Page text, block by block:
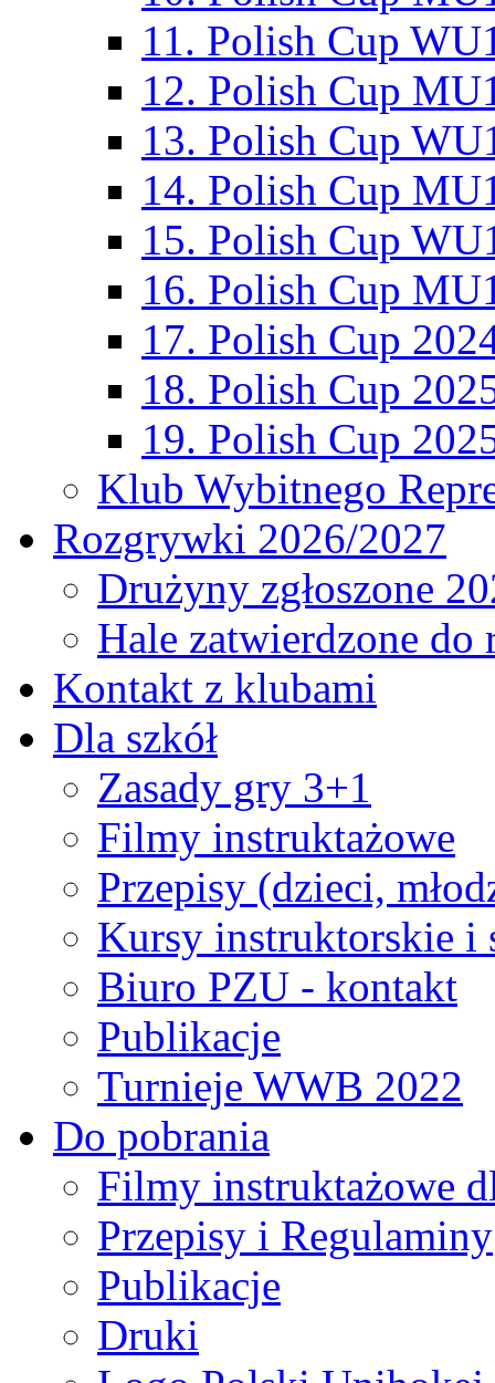
11. Polish Cup
12. Polish Cup
13. Polish Cup
14. Polish Cup
15. Polish Cup
16. Polish Cup
17. Polish Cup
18. Polish Cup
19. Polish Cup
Klub Wybitnego
Rozgrywki 2026/2027
Drużyny zgłoszone
Hale zatwierdzone
Kontakt z klubami
Dla szkół
Zasady gry 3+1
Filmy instruktażowe
Przepisy (dzieci,
Kursy instruktorskie i
Biuro PZU - kontakt
Publikacje
Turnieje WWB 2022
Do pobrania
Filmy instruktażowe
Przepisy i Regulaminy
Publikacje
Druki